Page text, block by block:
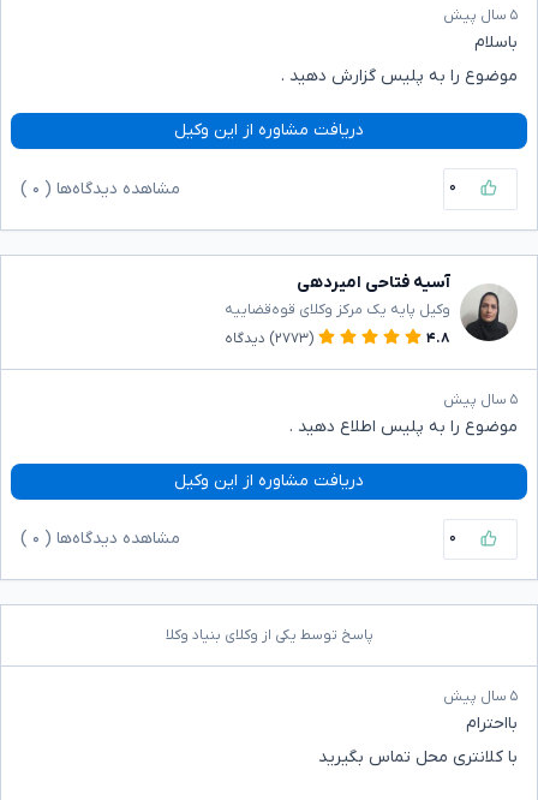
۵ سال پیش
باسلام
موضوع را به پلیس گزارش دهید .
دریافت مشاوره از این وکیل
۰ مشاهده دیدگاه‌ها ( ۰
آسیه فتاحی امیردهی
وکیل پایه یک مرکز وکلای قوه‌قضاییه
۴.۸
(۲۷۷۳) دیدگاه
۵ سال پیش
موضوع را به پلیس اطلاع دهید .
دریافت مشاوره از این وکیل
۰ مشاهده دیدگاه‌ها ( ۰
پاسخ توسط یکی از وکلای بنیاد وکلا
۵ سال پیش
بااحترام
با کلانتری محل تماس بگیرید